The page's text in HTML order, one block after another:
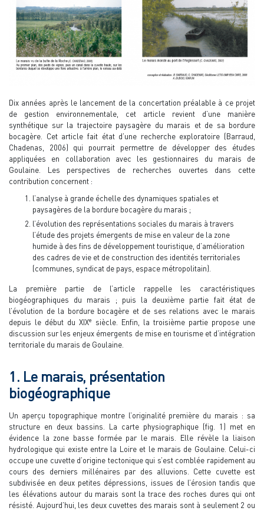
Dix années après le lancement de la concertation préalable à ce projet
de gestion environnementale, cet article revient d’une manière
synthétique sur la trajectoire paysagère du marais et de sa bordure
bocagère. Cet article fait état d’une recherche exploratoire (Barraud,
Chadenas, 2006) qui pourrait permettre de développer des études
appliquées en collaboration avec les gestionnaires du marais de
Goulaine. Les perspectives de recherches ouvertes dans cette
contribution concernent :
l’analyse à grande échelle des dynamiques spatiales et
paysagères de la bordure bocagère du marais ;
l’évolution des représentations sociales du marais à travers
l’étude des projets émergents de mise en valeur de la zone
humide à des fins de développement touristique, d’amélioration
des cadres de vie et de construction des identités territoriales
(communes, syndicat de pays, espace métropolitain).
La première partie de l’article rappelle les caractéristiques
biogéographiques du marais ; puis la deuxième partie fait état de
l’évolution de la bordure bocagère et de ses relations avec le marais
depuis le début du XIXe
siècle. Enfin, la troisième partie propose une
discussion sur les enjeux émergents de mise en tourisme et d’intégration
territoriale du marais de Goulaine.
1. Le marais, présentation
biogéographique
Un aperçu topographique montre l’originalité première du marais : sa
structure en deux bassins. La carte physiographique (fig. 1) met en
évidence la zone basse formée par le marais. Elle révèle la liaison
hydrologique qui existe entre la Loire et le marais de Goulaine. Celui-ci
occupe une cuvette d’origine tectonique qui s’est comblée rapidement au
cours des derniers millénaires par des alluvions. Cette cuvette est
subdivisée en deux petites dépressions, issues de l’érosion tandis que
les élévations autour du marais sont la trace des roches dures qui ont
résisté. Aujourd’hui, les deux cuvettes des marais sont à seulement 2 ou